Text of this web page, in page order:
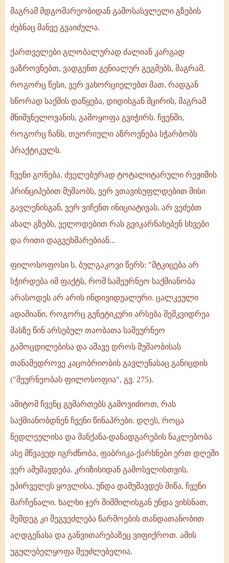
მაგრამ მდგომარეობიდან გამოსასვლელი გზების
ძებნაც მანვე გვაიძულა.
ქართველები გლობალურად ძალიან კარგად
ვაზროვნებთ, ვადგენთ გენიალურ გეგმებს, მაგრამ,
როგორც წესი, ვერ ვახორციელებთ მათ, რადგან
სწორად საქმის დაწყება, დიდისგან მცირის, მაგრამ
მნიშვნელოვანის, გამოყოფა გვიჭირს. ჩვენში,
როგორც ჩანს, თეორიული აზროვნება სჭარბობს
პრაქტიკულს.
ჩვენი გონება, ძველებურად ტოტალიტარული რეჟიმის
პრინციპებით მუშაობს, ვერ ვთავისუფლდებით მისი
გავლენისგან, ვერ ვიჩენთ ინიციატივას, არ ვეძებთ
ახალ გზებს, ველოდებით რას გვიკარნახებენ სხვები
და რითი დაგვეხმარებიან...
ფილოსოფოსი ს. ბულგაკოვი წერს: "მტკიცება არ
სჭირდება იმ ფაქტს, რომ სამეურნეო საქმიანობა
არასოდეს არ არის ინდივიდუალური. ცალკეული
ადამიანი, როგორც გენეტიკური არსება მემკვიდრეა
მასზე წინ არსებულ თაობათა სამეურნეო
გამოცდილებისა და ამავე დროს მუშაობისას
თანამედროვე კაცობრიობის გავლენასაც განიცდის
("მეურნეობას ფილოსოფია", გვ. 275).
ამიტომ ჩვენც გვმართებს გამოვიძიოთ, რას
საქმიანობდნენ ჩვენი წინაპრები. დღეს, როცა
ნედლეულისა და მანქანა-დანადგარების ნაკლებობა
ასე მწვავედ იგრძნობა, ფაბრიკა-ქარხნები ერთ დღეში
ვერ ამუშავდება. კრიზისიდან გამოსვლისთვის,
უპირველეს ყოვლისა, უნდა დამუშავდეს მიწა, ჩვენი
მარჩენალი. ხალხი ჯერ შიმშილისგან უნდა ვიხსნათ,
შემდეგ კი შეგვეძლება წარმოების თანდათანობით
აღდგენასა და განვითარებაზეც ვიფიქროთ. ამის
უგულებელყოფა შეუძლებელია.